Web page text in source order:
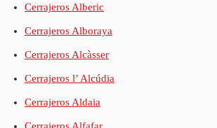
Cerrajeros Alberic
Cerrajeros Alboraya
Cerrajeros Alcàsser
Cerrajeros l’ Alcúdia
Cerrajeros Aldaia